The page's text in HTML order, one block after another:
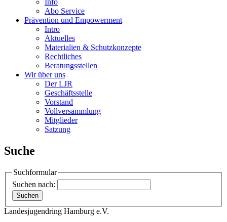
Info
Abo Service
Prävention und Empowerment
Intro
Aktuelles
Materialien & Schutzkonzepte
Rechtliches
Beratungsstellen
Wir über uns
Der LJR
Geschäftsstelle
Vorstand
Vollversammlung
Mitglieder
Satzung
Suche
Suchformular
Suchen nach:
Landesjugendring Hamburg e.V.